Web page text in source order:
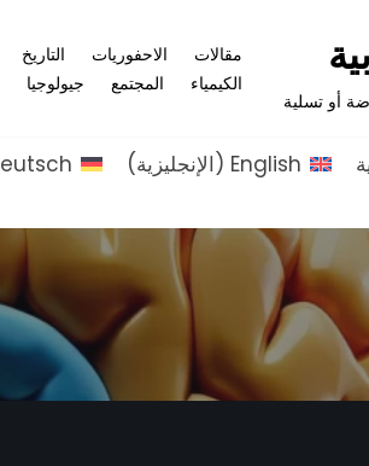
أو تسلية
مقالات الاحفوريات التاريخ
الكيمياء
المجتمع جيولوجيا
English
(الإنجليزية)